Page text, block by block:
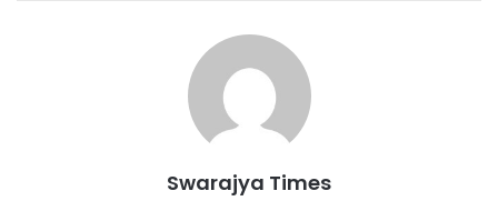
Swarajya Times